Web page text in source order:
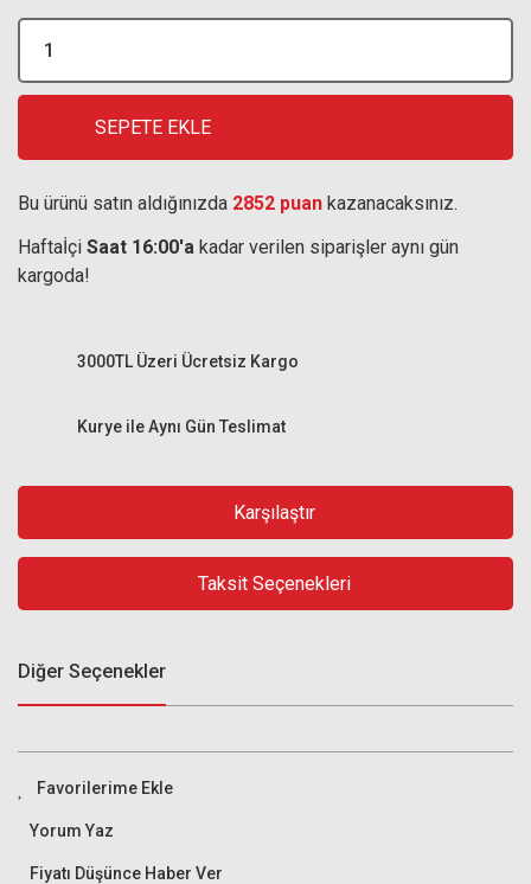
SEPETE EKLE
Bu ürünü satın aldığınızda 2852 puan kazanacaksınız.
Haftaİçi Saat 16:00'a kadar verilen siparişler aynı gün
kargoda!
Kurye ile Aynı Gün Teslimat
3000TL Üzeri Ücretsiz Kargo
Karşılaştır
Taksit Seçenekleri
Diğer Seçenekler
Yorum Yaz
Fiyatı Düşünce Haber Ver